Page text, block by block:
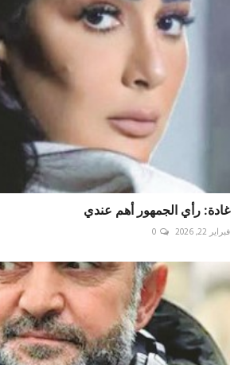
غادة: رأي الجمهور أهم عندي
فبراير 22, 2026 0